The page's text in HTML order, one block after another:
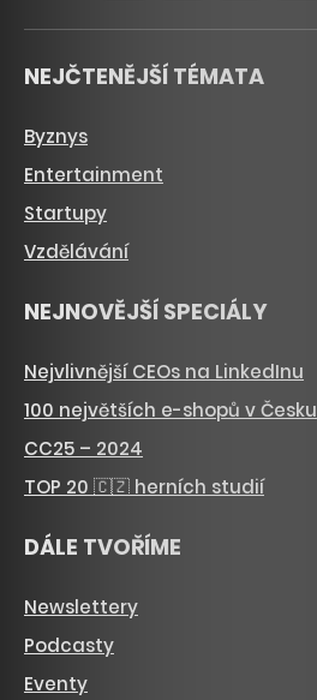
NEJČTENĚJŠÍ TÉMATA
Byznys
Entertainment
Startupy
Vzdělávání
NEJNOVĚJŠÍ SPECIÁLY
Nejvlivnější CEOs na LinkedInu
100 největších e-shopů v Česku
CC25 – 2024
TOP 20 🇨🇿 herních studií
DÁLE TVOŘÍME
Newslettery
Podcasty
Eventy